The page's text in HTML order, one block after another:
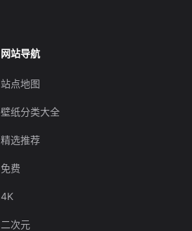
网站导航
站点地图
壁纸分类大全
精选推荐
免费
4K
二次元